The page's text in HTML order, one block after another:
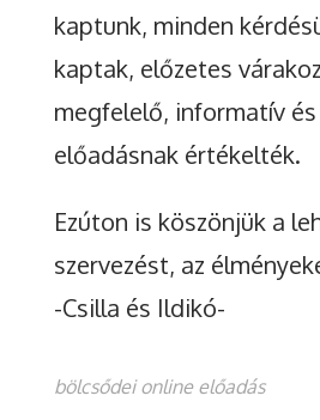
kaptunk, minden
kaptak, előzetes
megfelelő, informatív és
előadásnak értékelték.
Ezúton is köszönjük a
szervezést, az
-Csilla és Ildikó-
bölcsődei online előadás